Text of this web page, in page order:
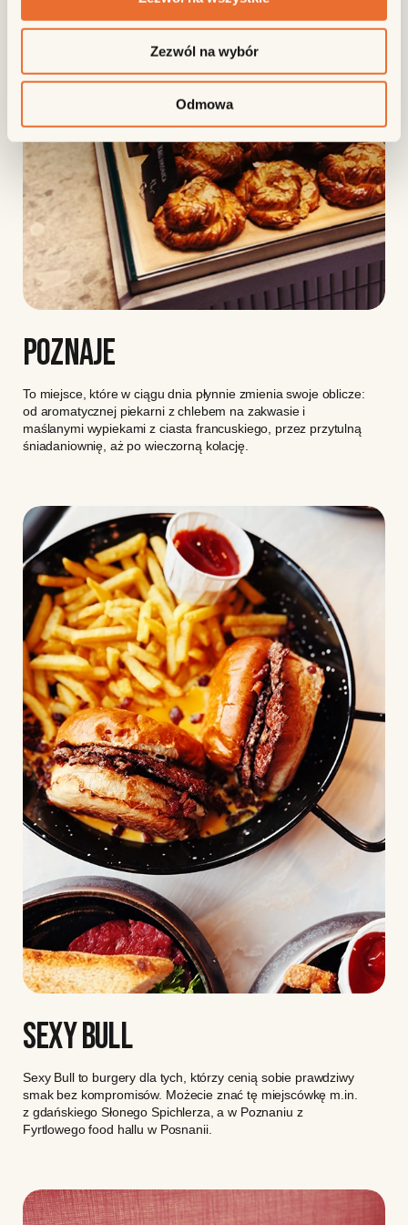
Zezwól na wybór
Odmowa
POZNAJE
To miejsce, które w ciągu dnia płynnie zmienia swoje oblicze:
od aromatycznej piekarni z chlebem na zakwasie i
maślanymi wypiekami z ciasta francuskiego, przez przytulną
śniadaniownię, aż po wieczorną kolację.
SEXY BULL
Sexy Bull to burgery dla tych, którzy cenią sobie prawdziwy
smak bez kompromisów. Możecie znać tę miejscówkę m.in.
z gdańskiego Słonego Spichlerza, a w Poznaniu z
Fyrtlowego food hallu w Posnanii.